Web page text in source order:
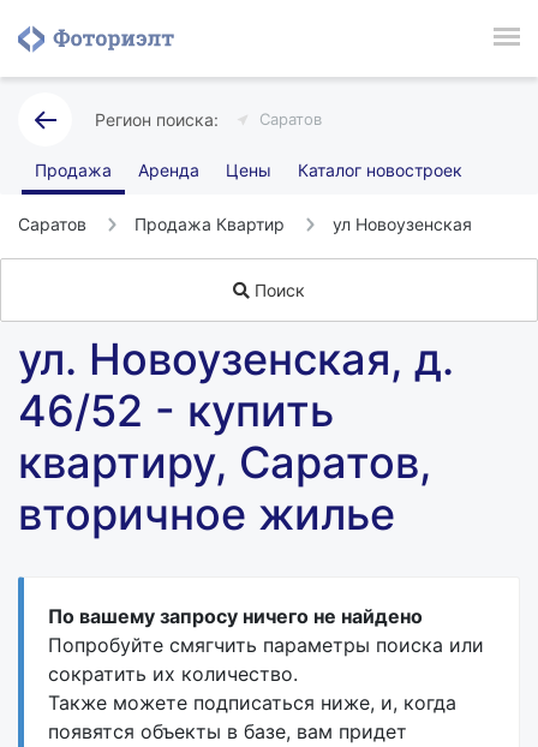
Саратов
Продажа Аренда Цены Каталог новостроек
Саратов Продажа Квартир ул Новоузенская
Поиск
ул. Новоузенская, д.
46/52 - купить
квартиру, Саратов,
вторичное жилье
По вашему запросу ничего не найдено
Попробуйте смягчить параметры поиска или
сократить их количество.
Также можете подписаться ниже, и, когда
появятся объекты в базе, вам придет